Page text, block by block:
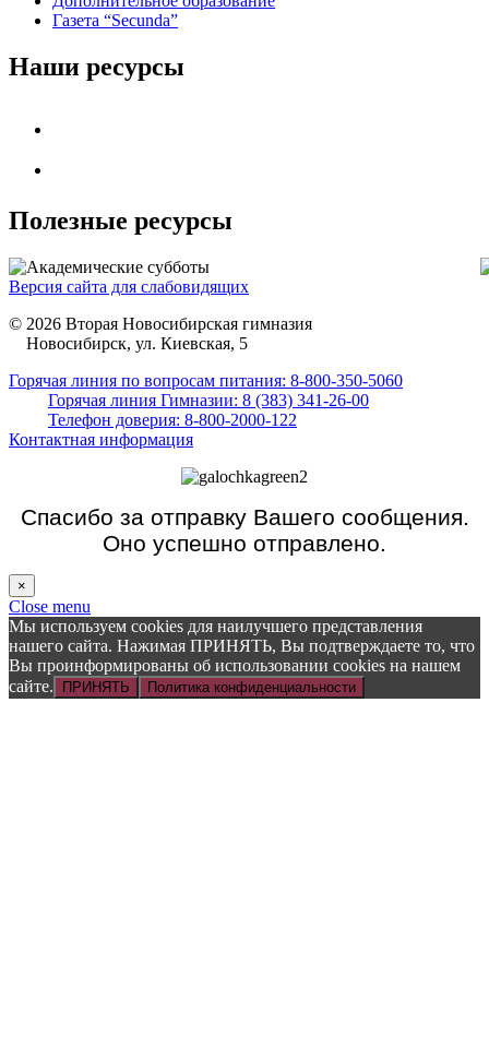
Газета “Secunda”
Наши ресурсы
Полезные ресурсы
Версия сайта для слабовидящих
© 2026 Вторая Новосибирская гимназия
Новосибирск, ул. Киевская, 5
Горячая линия по вопросам питания: 8-800-350-5060
Горячая линия Гимназии: 8 (383) 341-26-00
Телефон доверия: 8-800-2000-122
Контактная информация
Спасибо за отправку Вашего сообщения.
Оно успешно отправлено.
×
Close menu
Мы используем cookies для наилучшего представления
нашего сайта. Нажимая ПРИНЯТЬ, Вы подтверждаете то, что
Вы проинформированы об использовании cookies на нашем
сайте.
ПРИНЯТЬ Политика конфиденциальности